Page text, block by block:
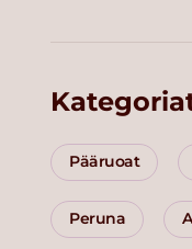
Pääruoat
Peruna